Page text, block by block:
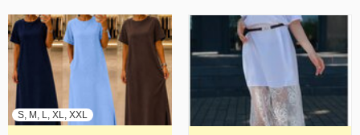
S, M, L, XL, XXL